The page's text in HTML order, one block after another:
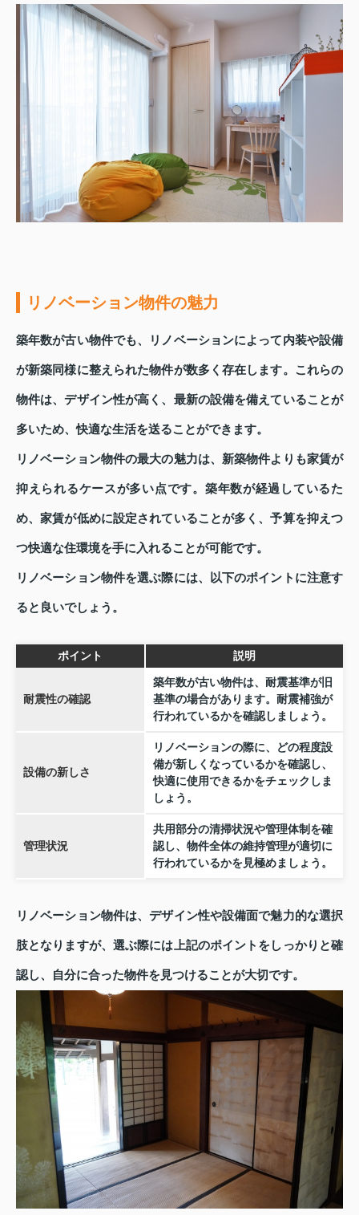
リノベーション物件の魅力
築年数が古い物件でも、リノベーションによって内装や設備
が新築同様に整えられた物件が数多く存在します。これらの
物件は、デザイン性が高く、最新の設備を備えていることが
多いため、快適な生活を送ることができます。
リノベーション物件の最大の魅力は、新築物件よりも家賃が
抑えられるケースが多い点です。築年数が経過しているた
め、家賃が低めに設定されていることが多く、予算を抑えつ
つ快適な住環境を手に入れることが可能です。
リノベーション物件を選ぶ際には、以下のポイントに注意す
ると良いでしょう。
ポイント 説明
耐震性の確認
築年数が古い物件は、耐震基準が旧
基準の場合があります。耐震補強が
行われているかを確認しましょう。
設備の新しさ
リノベーションの際に、どの程度設
備が新しくなっているかを確認し、
快適に使用できるかをチェックしま
しょう。
管理状況
共用部分の清掃状況や管理体制を確
認し、物件全体の維持管理が適切に
行われているかを見極めましょう。
リノベーション物件は、デザイン性や設備面で魅力的な選択
肢となりますが、選ぶ際には上記のポイントをしっかりと確
認し、自分に合った物件を見つけることが大切です。